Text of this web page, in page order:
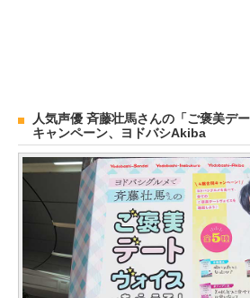
人気声優 斉藤壮馬さんの「ご褒美デ
キャンペーン、ヨドバシAkiba